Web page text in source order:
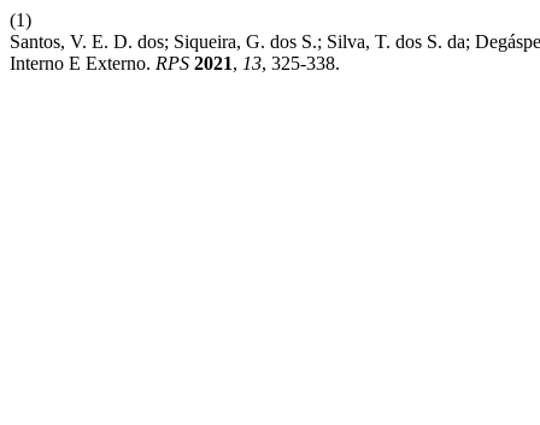
(1)
Santos, V. E. D. dos; Siqueira, G. dos S.; Silva, T. dos S. da;
Interno E Externo. RPS 2021, 13, 325-338.